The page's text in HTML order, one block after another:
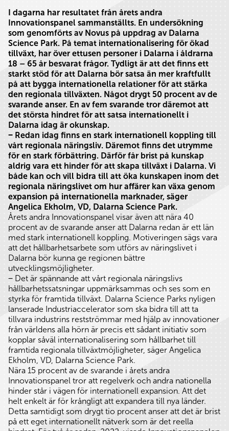
I dagarna har resultatet från årets andra
Innovationspanel sammanställts. En undersökning
som genomförts av Novus på uppdrag av Dalarna
Science Park. På temat internationalisering för ökad
tillväxt, har över ettusen personer i Dalarna i åldrarna
18 – 65 år besvarat frågor. Tydligt är att det finns ett
starkt stöd för att Dalarna bör satsa än mer kraftfullt
på att bygga internationella relationer för att stärka
den regionala tillväxten. Något drygt 50 procent av de
svarande anser. En av fem svarande tror däremot att
det största hindret för att satsa internationellt i
Dalarna idag är okunskap.
‒ Redan idag finns en stark internationell koppling till
vårt regionala näringsliv. Däremot finns det utrymme
för en stark förbättring. Därför får brist på kunskap
aldrig vara ett hinder för att skapa tillväxt i Dalarna. Vi
både kan och vill bidra till att öka kunskapen inom det
regionala näringslivet om hur affärer kan växa genom
expansion på internationella marknader, säger
Angelica Ekholm, VD, Dalarna Science Park.
Årets andra Innovationspanel visar även att nära 40
procent av de svarande anser att Dalarna redan är ett län
med stark internationell koppling. Motiveringen sägs vara
att det hållbarhetsarbete som utförs av näringslivet i
Dalarna bör kunna ge regionen bättre
utvecklingsmöjligheter.
‒ Det är spännande att vårt regionala näringslivs
hållbarhetssatsningar uppmärksammas och ses som en
styrka för framtida tillväxt. Dalarna Science Parks nyligen
lanserade Industriaccelerator som ska bidra till att ta
tillvara industrins restströmmar med hjälp av innovationer
från världens alla hörn är precis ett sådant initiativ som
kopplar såväl internationalisering som hållbarhet till
framtida regionala tillväxtmöjligheter, säger Angelica
Ekholm, VD, Dalarna Science Park.
Nära 15 procent av de svarande i årets andra
Innovationspanel tror att regelverk och andra nationella
hinder står i vägen för internationell expansion. Att det
helt enkelt är för krångligt att expandera till nya länder.
Detta samtidigt som drygt tio procent anser att det är brist
på ett eget internationellt nätverk som är det reella